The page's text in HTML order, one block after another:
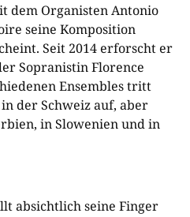
dem Organisten Antonio
seine Komposition
Seit 2014 erforscht er
Sopranistin Florence
Ensembles tritt
der Schweiz auf, aber
in Slowenien und in
absichtlich seine Finger